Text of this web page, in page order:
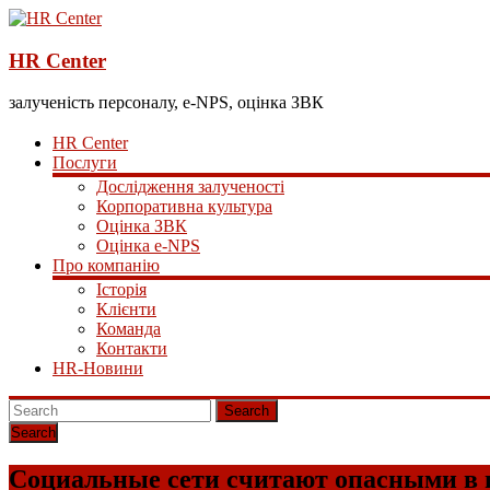
HR Center
залученість персоналу, e-NPS, оцінка ЗВК
HR Center
Послуги
Дослідження залученості
Корпоративна культура
Оцінка ЗВК
Оцінка e-NPS
Про компанію
Історія
Клієнти
Команда
Контакти
HR-Новини
Search
Социальные сети считают опасными в